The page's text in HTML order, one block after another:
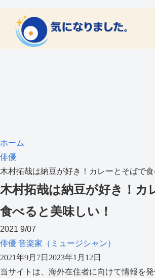
ホーム
俳優
木村拓哉は納豆が好き！カレーとそばで食
木村拓哉は納豆が好き！カ
食べると美味しい！
2021 9/07
俳優 音楽家（ミュージシャン）
2021年9月7日 2023年1月12日
当サイトは、海外在住者に向けて情報を発